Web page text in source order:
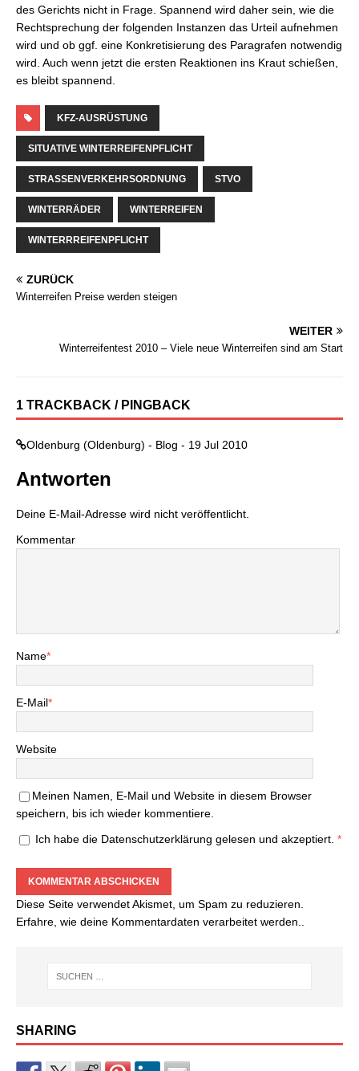
des Gerichts nicht in Frage. Spannend wird daher sein, wie die
Rechtsprechung der folgenden Instanzen das Urteil aufnehmen
wird und ob ggf. eine Konkretisierung des Paragrafen notwendig
wird. Auch wenn jetzt die ersten Reaktionen ins Kraut schießen,
es bleibt spannend.
KFZ-AUSRÜSTUNG
SITUATIVE WINTERREIFENPFLICHT
STRASSENVERKEHRSORDNUNG STVO
WINTERRÄDER WINTERREIFEN
WINTERRREIFENPFLICHT
ZURÜCK
Winterreifen Preise werden steigen
WEITER
Winterreifentest 2010 – Viele neue Winterreifen sind am Start
1 TRACKBACK / PINGBACK
Oldenburg (Oldenburg) - Blog - 19 Jul 2010
Antworten
Deine E-Mail-Adresse wird nicht veröffentlicht.
Kommentar
Name*
E-Mail*
Website
Meinen Namen, E-Mail und Website in diesem Browser
speichern, bis ich wieder kommentiere.
Ich habe die Datenschutzerklärung gelesen und akzeptiert. *
Diese Seite verwendet Akismet, um Spam zu reduzieren.
Erfahre, wie deine Kommentardaten verarbeitet werden.
SHARING